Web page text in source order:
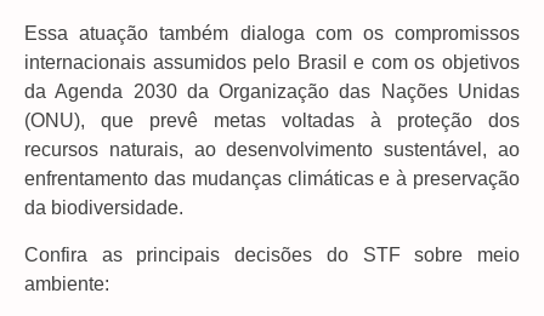
Essa atuação também dialoga com os compromissos
internacionais assumidos pelo Brasil e com os objetivos
da Agenda 2030 da Organização das Nações Unidas
(ONU), que prevê metas voltadas à proteção dos
recursos naturais, ao desenvolvimento sustentável, ao
enfrentamento das mudanças climáticas e à preservação
da biodiversidade.
Confira as principais decisões do STF sobre meio
ambiente: